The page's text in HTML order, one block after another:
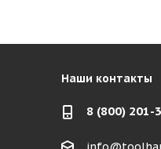
Наши контакты
8 (800) 201-